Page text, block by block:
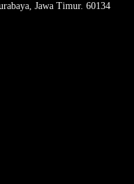
Jawa Timur. 60134